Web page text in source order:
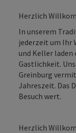
Herzlich
In unserem
jederzeit um Ihr
und Keller
Gastlichkeit.
Greinburg
Jahreszeit. Das
Besuch wert.
Herzlich